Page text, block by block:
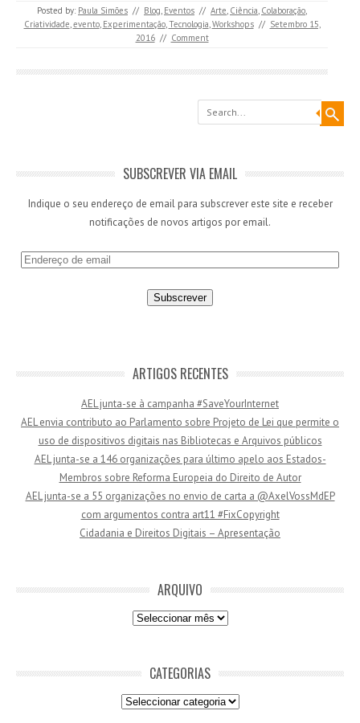
Posted by: Paula Simões // Blog, Eventos // Arte, Ciência, Colaboração,
Criatividade,evento, Experimentação,Tecnologia,Workshops // Setembro 15,
2016 // Comment
Search
SUBSCREVER VIA EMAIL
Indique o seu endereço de email para subscrever este site e receber
notificações de novos artigos por email.
E
e
ARTIGOS RECENTES
AEL junta-se à campanha #SaveYourInternet
AEL envia contributo ao Parlamento sobre Projeto de Lei que permite o
uso de dispositivos digitais nas Bibliotecas e Arquivos públicos
AEL junta-se a 146 organizações para último apelo aos Estados-
Membros sobre Reforma Europeia do Direito de Autor
AEL junta-se a 55 organizações no envio de carta a @AxelVossMdEP
com argumentos contra art11 #FixCopyright
Cidadania e Direitos Digitais – Apresentação
ARQUIVO
Arquivo
CATEGORIAS
Categorias